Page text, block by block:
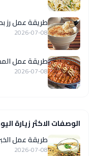
طريقة عمل رز
2026-07-08
طريقة عمل
2026-07-08
الوصفات الاكثر زيارة
طريقة عمل
2026-07-08